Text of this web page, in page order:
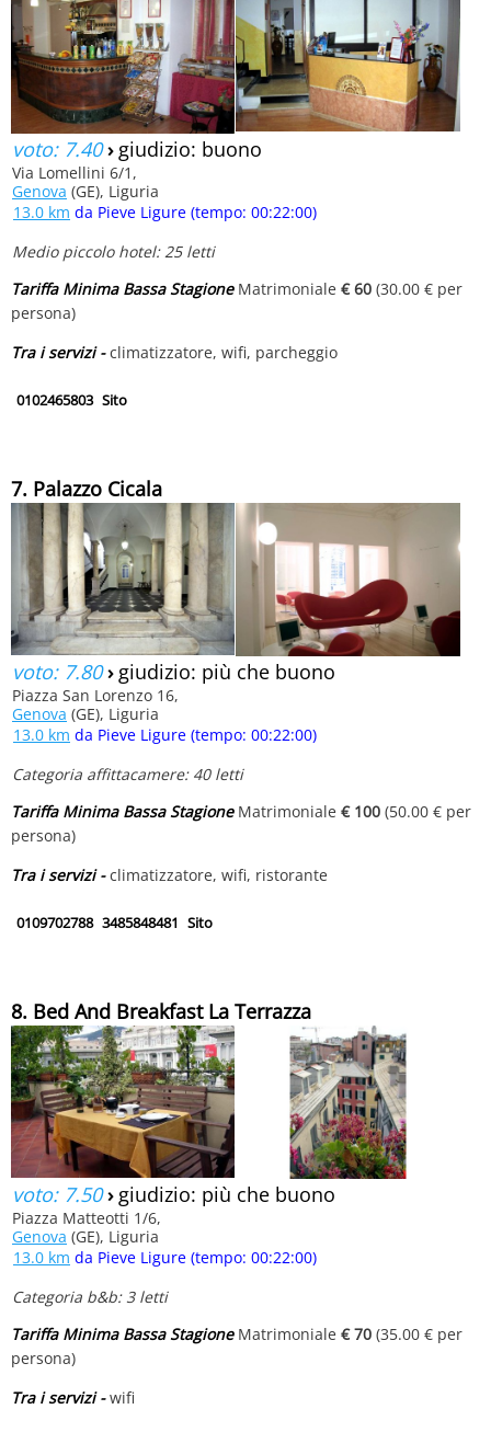
voto: 7.40› giudizio: buono
Via Lomellini 6/1,
Genova (GE), Liguria
13.0 km da Pieve Ligure (tempo: 00:22:00)
Medio piccolo hotel: 25 letti
Tariffa Minima Bassa StagioneMatrimoniale € 60 (30.00 € per
persona)
Tra i servizi -climatizzatore, wifi, parcheggio
0102465803 Sito
7. Palazzo Cicala
voto: 7.80› giudizio: più che buono
Piazza San Lorenzo 16,
Genova (GE), Liguria
13.0 km da Pieve Ligure (tempo: 00:22:00)
Categoria affittacamere: 40 letti
Tariffa Minima Bassa StagioneMatrimoniale € 100 (50.00 € per
persona)
Tra i servizi -climatizzatore, wifi, ristorante
0109702788 3485848481 Sito
8. Bed And Breakfast La Terrazza
voto: 7.50› giudizio: più che buono
Piazza Matteotti 1/6,
Genova (GE), Liguria
13.0 km da Pieve Ligure (tempo: 00:22:00)
Categoria b&b: 3 letti
Tariffa Minima Bassa StagioneMatrimoniale € 70 (35.00 € per
persona)
Tra i servizi -wifi